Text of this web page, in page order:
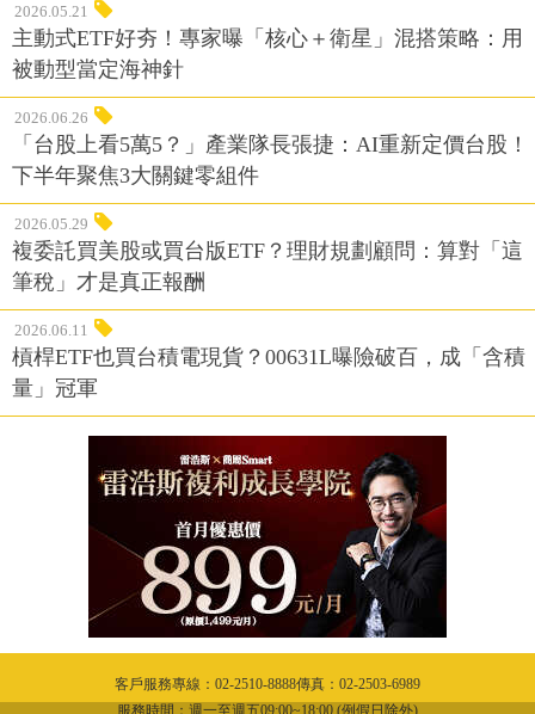
2026.05.21
主動式ETF好夯！專家曝「核心＋衛星」混搭策略：用
被動型當定海神針
2026.06.26
「台股上看5萬5？」產業隊長張捷：AI重新定價台股！
下半年聚焦3大關鍵零組件
2026.05.29
複委託買美股或買台版ETF？理財規劃顧問：算對「這
筆稅」才是真正報酬
2026.06.11
槓桿ETF也買台積電現貨？00631L曝險破百，成「含積
量」冠軍
客戶服務專線：02-2510-8888傳真：02-2503-6989
服務時間：週一至週五09:00~18:00 (例假日除外)